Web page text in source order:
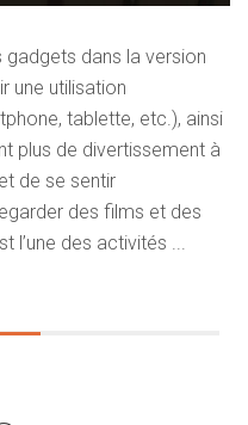
dans la version
une utilisation
tablette, etc.), ainsi
plus de divertissement à
de se sentir
des films et des
des activités ...